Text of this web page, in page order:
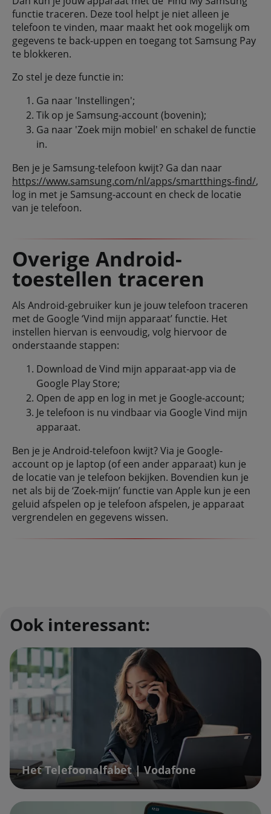
functie traceren. Deze tool helpt je niet alleen je
telefoon te vinden, maar maakt het ook mogelijk om
gegevens te back-uppen en toegang tot Samsung Pay
te blokkeren.
Zo stel je deze functie in:
Ga naar 'Instellingen';
Tik op je Samsung-account (bovenin);
Ga naar 'Zoek mijn mobiel' en schakel de functie
in.
Ben je je Samsung-telefoon kwijt? Ga dan naar
https://www.samsung.com/nl/apps/smartthings-find/,
log in met je Samsung-account en check de locatie
van je telefoon.
Overige Android-
toestellen traceren
Als Android-gebruiker kun je jouw telefoon traceren
met de Google ‘Vind mijn apparaat’ functie. Het
instellen hiervan is eenvoudig, volg hiervoor de
onderstaande stappen:
Download de Vind mijn apparaat-app via de
Google Play Store;
Open de app en log in met je Google-account;
Je telefoon is nu vindbaar via Google Vind mijn
apparaat.
Ben je je Android-telefoon kwijt? Via je Google-
account op je laptop (of een ander apparaat) kun je
de locatie van je telefoon bekijken. Bovendien kun je
net als bij de ‘Zoek-mijn’ functie van Apple kun je een
geluid afspelen op je telefoon afspelen, je apparaat
vergrendelen en gegevens wissen.
Ook interessant:
Het Telefoonalfabet | Vodafone